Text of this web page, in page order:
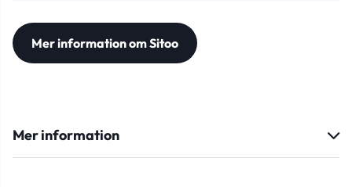
Mer information om Sitoo
Mer information